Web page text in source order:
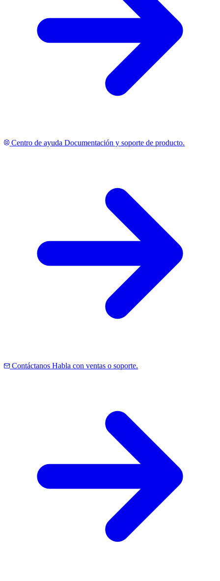
Centro de ayuda Documentación y soporte de producto.
Contáctanos Habla con ventas o soporte.